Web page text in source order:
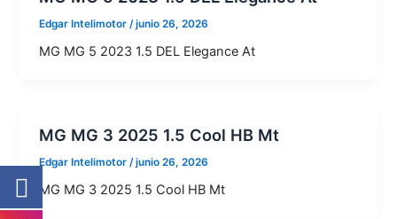
Edgar Intelimotor /junio 26, 2026
MG MG 5 2023 1.5 DEL Elegance At
MG MG 3 2025 1.5 Cool HB Mt
Edgar Intelimotor/junio 26, 2026
MG MG 3 2025 1.5 Cool HB Mt